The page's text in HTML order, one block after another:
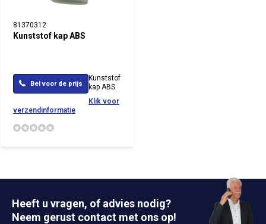
81370312
Kunststof kap ABS
Bel voor de prijs
Kunststof
kap ABS
Klik voor
verzendinformatie
Heeft u vragen, of advies nodig?
Neem gerust contact met ons op!